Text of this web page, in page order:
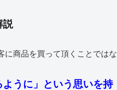
説
に商品を買って頂くことではな
ように」という思いを持